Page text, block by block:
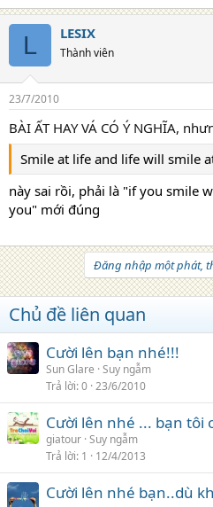
L LESIX
Thành viên
23/7/2010
BÀI ẤT HAY VÁ CÓ Ý NGHĨA,
Smile at life and life will smile
này sai rồi, phải là "if you smile
you" mới đúng
Đăng nhập một phát,
Chủ đề liên quan
Cười lên bạn nhé!!!
Sun Glare Suy ngẫm
Trả lời 0 23/6/2010
Cười lên nhé ... bạn tôi
giatour Suy ngẫm
Trả lời 1 12/4/2013
Cười lên nhé bạn..dù